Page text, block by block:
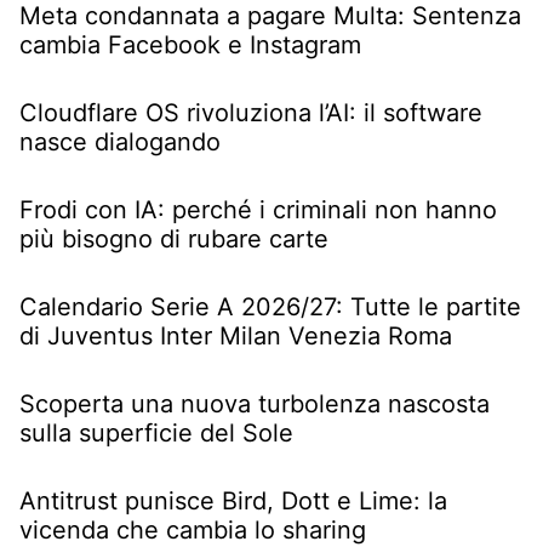
Meta condannata a pagare Multa: Sentenza
cambia Facebook e Instagram
Cloudflare OS rivoluziona l’AI: il software
nasce dialogando
Frodi con IA: perché i criminali non hanno
più bisogno di rubare carte
Calendario Serie A 2026/27: Tutte le partite
di Juventus Inter Milan Venezia Roma
Scoperta una nuova turbolenza nascosta
sulla superficie del Sole
Antitrust punisce Bird, Dott e Lime: la
vicenda che cambia lo sharing